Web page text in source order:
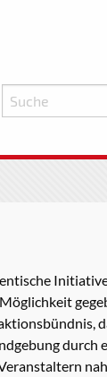
durch